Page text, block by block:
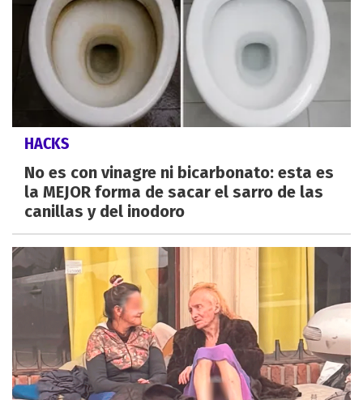
HACKS
No es con vinagre ni bicarbonato: esta es
la MEJOR forma de sacar el sarro de las
canillas y del inodoro